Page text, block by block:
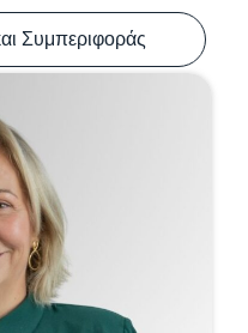
Συμπεριφοράς